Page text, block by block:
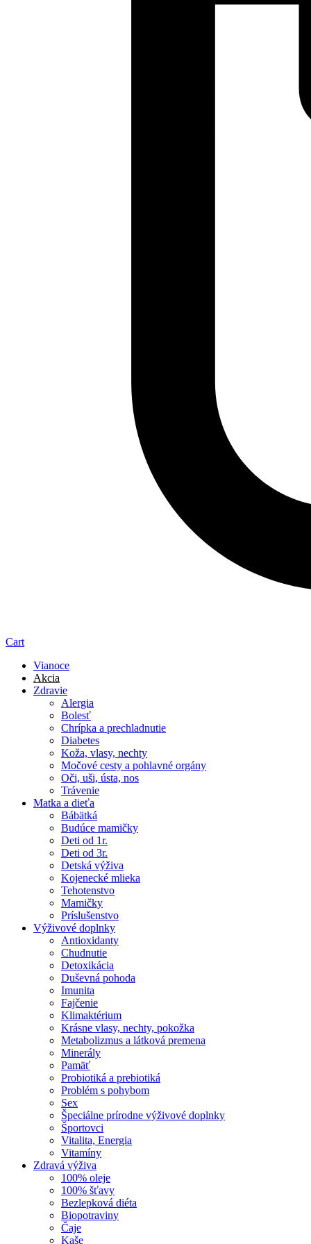
Cart
Vianoce
Akcia
Zdravie
Alergia
Bolesť
Chrípka a prechladnutie
Diabetes
Koža, vlasy, nechty
Močové cesty a pohlavné orgány
Oči, uši, ústa, nos
Trávenie
Matka a dieťa
Bábätká
Budúce mamičky
Deti od 1r.
Deti od 3r.
Detská výživa
Kojenecké mlieka
Tehotenstvo
Mamičky
Príslušenstvo
Výživové doplnky
Antioxidanty
Chudnutie
Detoxikácia
Duševná pohoda
Imunita
Fajčenie
Klimaktérium
Krásne vlasy, nechty, pokožka
Metabolizmus a látková premena
Minerály
Pamäť
Probiotiká a prebiotiká
Problém s pohybom
Sex
Špeciálne prírodne výživové doplnky
Športovci
Vitalita, Energia
Vitamíny
Zdravá výživa
100% oleje
100% šťavy
Bezlepková diéta
Biopotraviny
Čaje
Kaše